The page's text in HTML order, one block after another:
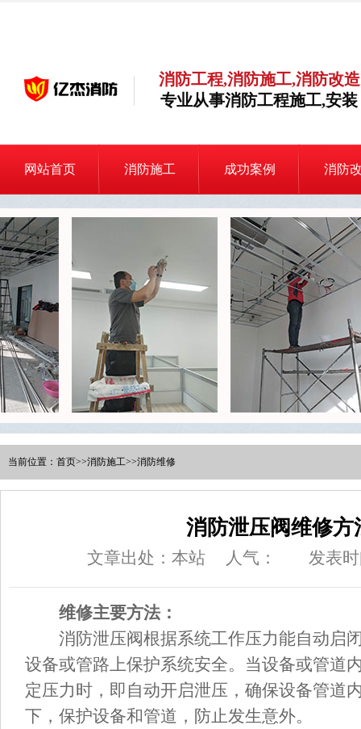
消防工程,消防施工,消防改造
专业从事消防工程施工,安装
网站首页 消防施工 成功案例 消防
当前位置： 首页>>消防施工>>消防维修
消防泄压阀维修方
文章出处：本站 人气： 发表
维修主要方法：
消防泄压阀根据系统工作压力能自动启
设备或管路上保护系统安全。当设备或管道
定压力时，即自动开启泄压，确保设备管道
下，保护设备和管道，防止发生意外。